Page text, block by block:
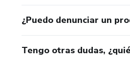
¿Puedo denunciar un
Tengo otras dudas,